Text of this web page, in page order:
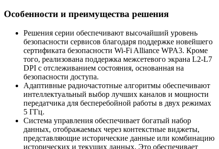
Особенности и преимущества решения
Решения серии обеспечивают высочайший уровень
безопасности сервисов благодаря поддержке новейшего
сертификата безопасности Wi-Fi Alliance WPA3. Кроме
того, реализована поддержка межсетевого экрана L2-L7
DPI с отслеживанием состояния, основанная на
безопасности доступа.
Адаптивные радиочастотные алгоритмы обеспечивают
интеллектуальный выбор лучших каналов и мощности
передатчика для бесперебойной работы в двух режимах
5 ГГц.
Система управления обеспечивает богатый набор
данных, отображаемых через контекстные виджеты,
представляющие исторические данные или комбинацию
исторических и текущих данных. Это обеспечивает